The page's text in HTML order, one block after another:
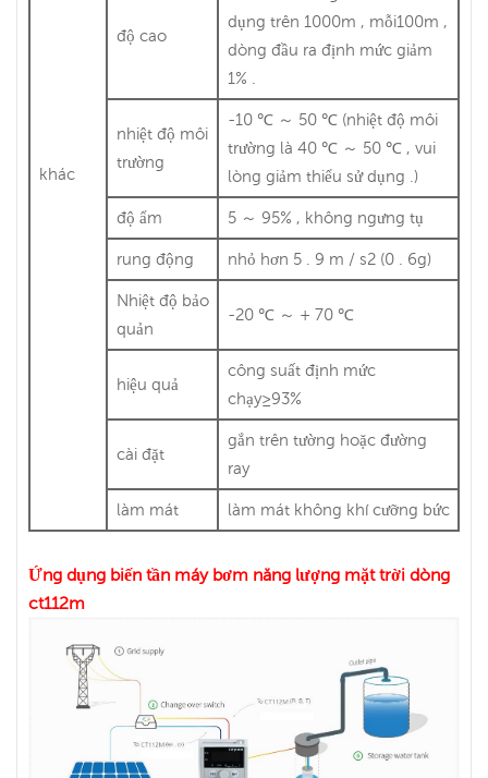
khác
độ cao
dụng trên 1000m , mỗi100m ,
dòng đầu ra định mức giảm
1% .
nhiệt độ môi
trường
-10 ℃ ～ 50 ℃ (nhiệt độ môi
trường là 40 ℃ ～ 50 ℃ , vui
lòng giảm thiểu sử dụng .)
độ ẩm 5 ～ 95% , không ngưng tụ
rung động nhỏ hơn 5 . 9 m / s2 (0 . 6g)
Nhiệt độ bảo
quản
-20 ℃ ～ + 70 ℃
hiệu quả
công suất định mức
chạy≥93%
cài đặt
gắn trên tường hoặc đường
ray
làm mát làm mát không khí cưỡng bức
Ứng dụng biến tần máy bơm năng lượng mặt trời dòng
ct112m